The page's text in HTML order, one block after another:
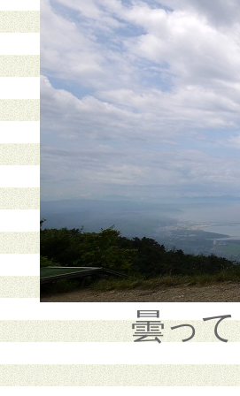
曇っ